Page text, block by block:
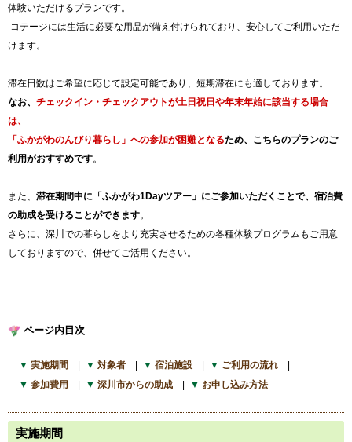
体験いただけるプランです。
コテージには生活に必要な用品が備え付けられており、安心してご利用いただ
けます。
滞在日数はご希望に応じて設定可能であり、短期滞在にも適しております。
なお、 チェックイン・チェックアウトが土日祝日や年末年始に該当する場合
は、
「ふかがわのんびり暮らし」への参加が困難となるため、こちらのプランのご
利用がおすすめです。
また、 滞在期間中に「ふかがわ1Dayツアー」にご参加いただくことで、宿泊費
の助成を受けることができます。
さらに、深川での暮らしをより充実させるための各種体験プログラムもご用意
しておりますので、併せてご活用ください。
ページ内目次
実施期間 対象者 宿泊施設
ご利用の流れ
参加費用
深川市からの助成 お申し込み方法
実施期間